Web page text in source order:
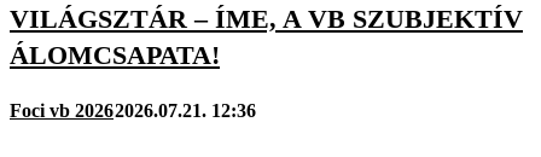
VILÁGSZTÁR – ÍME, A VB SZUBJEKTÍV
ÁLOMCSAPATA!
Foci vb 20262026.07.21. 12:36